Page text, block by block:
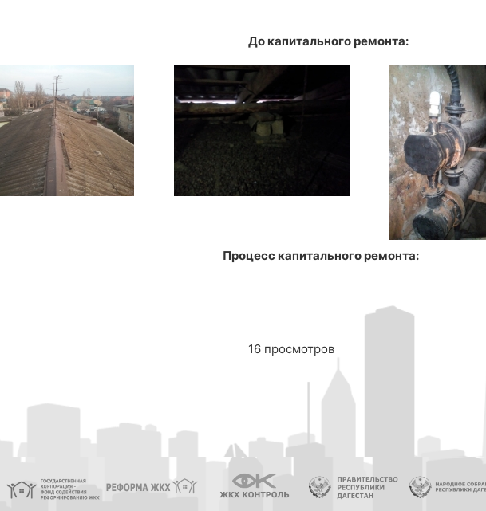
До капитального ремонта:
Процесс капитального ремонта:
16 просмотров